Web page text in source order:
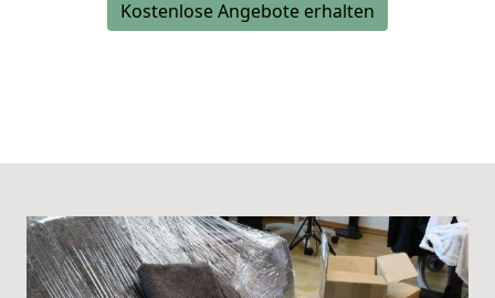
Kostenlose Angebote erhalten